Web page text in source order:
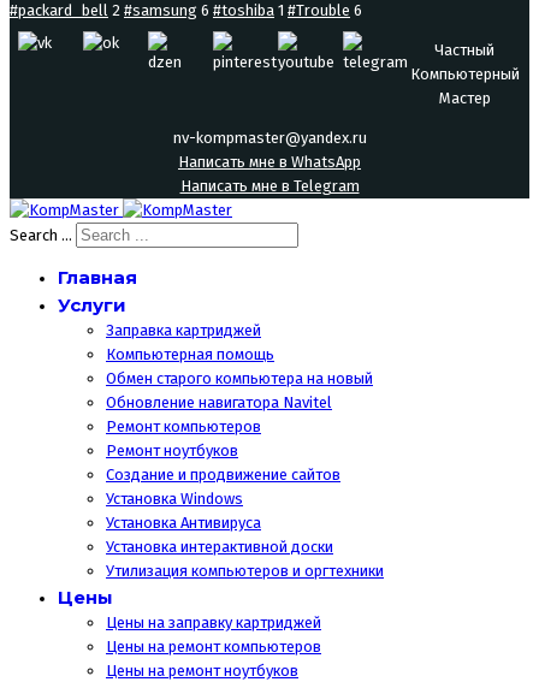
#packard_bell 2 #samsung 6 #toshiba 1 #Trouble 6
Частный
Компьютерный
Мастер
nv-kompmaster@yandex.ru
Написать мне в WhatsApp
Написать мне в Telegram
Search ...
Главная
Услуги
Заправка картриджей
Компьютерная помощь
Обмен старого компьютера на новый
Обновление навигатора Navitel
Ремонт компьютеров
Ремонт ноутбуков
Создание и продвижение сайтов
Установка Windows
Установка Антивируса
Установка интерактивной доски
Утилизация компьютеров и оргтехники
Цены
Цены на заправку картриджей
Цены на ремонт компьютеров
Цены на ремонт ноутбуков